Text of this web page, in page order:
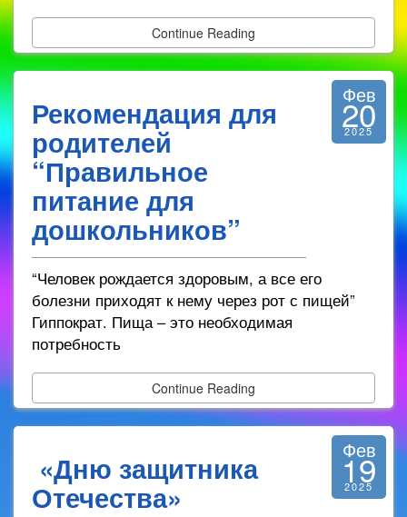
Continue Reading
Рекомендация для
родителей
“Правильное
питание для
дошкольников”
Фев
20
2025
“Человек рождается здоровым, а все его
болезни приходят к нему через рот с пищей”
Гиппократ. Пища – это необходимая
потребность
Continue Reading
«Дню защитника
Отечества»
Фев
19
2025